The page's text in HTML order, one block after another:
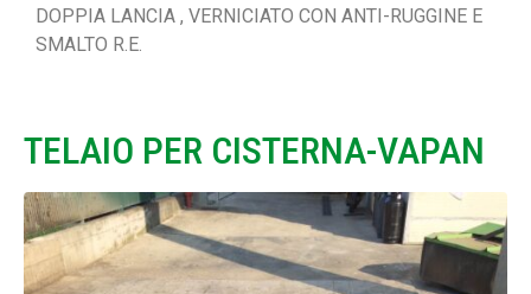
DOPPIA LANCIA , VERNICIATO CON ANTI-RUGGINE E
SMALTO R.E.
TELAIO PER CISTERNA-VAPAN